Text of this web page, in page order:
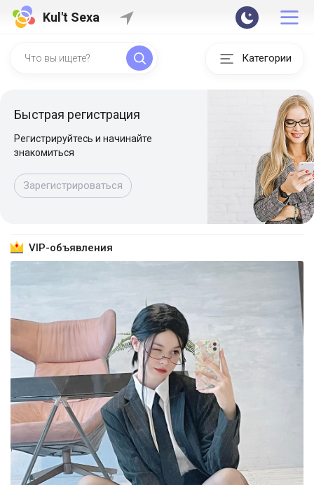
Kul't Sexa
Категории
Быстрая регистрация
Регистрируйтесь и начинайте
знакомиться
Зарегистрироваться
VIP-объявления